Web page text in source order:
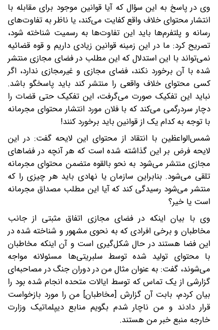
وی در پاسخ به این سؤال که آیا قوانین موجود برای مقابله با
انتشار محتوای خلاف واقع کفایت می‌کند، یا ناظر به تفاوت‌های
رسانه و پلتفرم‌ها باید این تفاوت‌ها به رسمیت شناخته شود،
تصریح کرد: ما در این زمینه قوانین زیادی داریم و قوه قضائیه
نمی‌تواند با این استدلال که این مطلب در فضای مجازی منتشر
شده با آن برخورد نکند، فضای مجازی و غیرمجازی ندارد، اگر
کسی محتوای خلاف واقعی را منتشر کند باید پاسخگو باشد.
نباید این تفکیک صورت می‌گرفت، این تفکیک حتی قضات را
دچار سردرگمی می‌کند که با فلان مورد انتشار محتوای مجرمانه
با توجه به کدام یک از قوانین باید برخورد کنند!
شمس‌الواعظین با انتقاد از محتوای این لایحه گفت: در این
لایحه فرض بر این گذاشته شده است که هر آنچه در فضاهای
مجازی منتشر می‌شود به نحو بالقوه متضمن محتوای مجرمانه
تلقی می‌شود. بنابراین سازمان یا نهادی باید هر چیزی را که
منتشر می‌شود رسیدگی کند که آیا این مطلب مصداق مجرمانه
است یا خیر؟
وی با بیان اینکه در فضای مجازی اتفاق مثبتی از جانب
مخاطبان و برخی افرادی که به نحوی مشهور و شناخته شده در
این فضا هستند در حال شکل‌گیری است و آن اینکه مخاطبان
با محتوای تولید شده توسط سلبریتی‌ها مسئولانه مواجه
می‌شوند، گفت: به عنوان مثال من در دوران جنگ در مصاحبه‌ای
گزارشی از یک تماس که توسط ایالات متحده انجام شده بود را
بیان کردم، بابت آن گزارش [مخاطبان] من را مورد بازخواست
قرار دادند و من ناچار شدم بگویم منابع دیپلماتیک وزارت
خارجه منبع خبر من هستند.